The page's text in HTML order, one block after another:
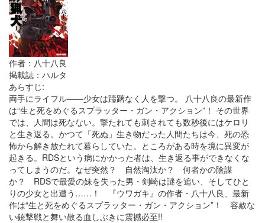
作者：八十八良
掲載誌：ハルタ
あらすじ:
両手にライフル――少女は躊躇なく人を撃つ。 八十八良の最新作
は“生と死をめぐるスプラッター・ガン・アクション”！ その世界
では、人間は死なない。撃たれても刺されても数秒後にはケロリ
と生き返る。かつて「死ぬ」生き物だった人間たちは今、死の恐
怖から解き放たれて暮らしていた。ところがある時を境に異変が
起きる。RDSという病にかかった者は、生き返る事ができなくな
ってしまうのだ。なぜ突然？ 自然淘汰か？ 何者かの陰謀
か？ RDSで最愛の妹を失った男・剣崎は謎を追い、そしてひと
りの少女と出遭う……！ 『ウワガキ』の作者・八十八良、最新
作は“生と死をめぐるスプラッター・ガン・アクション”！ 容赦な
い銃撃戦と舞い散る血しぶきに震撼必至!!